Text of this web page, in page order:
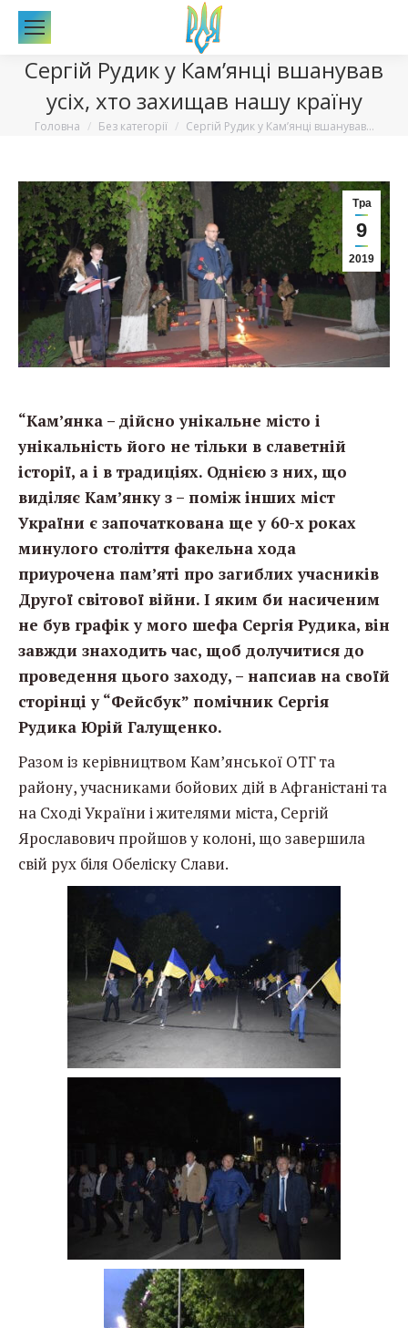
Сергій Рудик у Кам’янці вшанував
усіх, хто захищав нашу країну
Вы здесь:
Головна Без категорії Сергій Рудик у Кам’янці вшанував…
Тра
9
2019
“Кам’янка – дійсно унікальне місто і
унікальність його не тільки в славетній
історії, а і в традиціях. Однією з них, що
виділяє Кам’янку з – поміж інших міст
України є започаткована ще у 60-х роках
минулого століття факельна хода
приурочена пам’яті про загиблих учасників
Другої світової війни. І яким би насиченим
не був графік у мого шефа Сергія Рудика, він
завжди знаходить час, щоб долучитися до
проведення цього заходу, – напсиав на своїй
сторінці у “Фейсбук” помічник Сергія
Рудика Юрій Галущенко.
Разом із керівництвом Кам’янської ОТГ та
району, учасниками бойових дій в Афганістані та
на Сході України і жителями міста, Сергій
Ярославович пройшов у колоні, що завершила
свій рух біля Обеліску Слави.